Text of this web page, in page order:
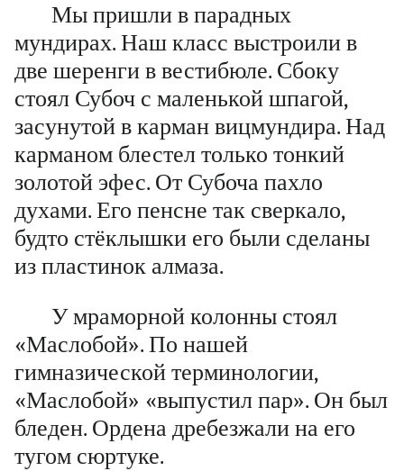
Мы пришли в парадных
мундирах. Наш класс выстроили в
две шеренги в вестибюле. Сбоку
стоял Субоч с маленькой шпагой,
засунутой в карман вицмундира. Над
карманом блестел только тонкий
золотой эфес. От Субоча пахло
духами. Его пенсне так сверкало,
будто стёклышки его были сделаны
из пластинок алмаза.
У мраморной колонны стоял
«Маслобой». По нашей
гимназической терминологии,
«Маслобой» «выпустил пар». Он был
бледен. Ордена дребезжали на его
тугом сюртуке.